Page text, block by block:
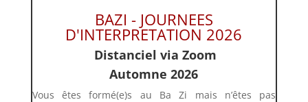
BAZI - JOURNEES
D'INTERPRETATION 2026
Distanciel via Zoom
Automne 2026
Vous êtes formé(e)s au Ba Zi mais n’êtes pas